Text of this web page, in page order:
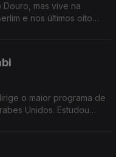
mas vive na
e nos últimos oito
o maior programa de
Unidos. Estudou